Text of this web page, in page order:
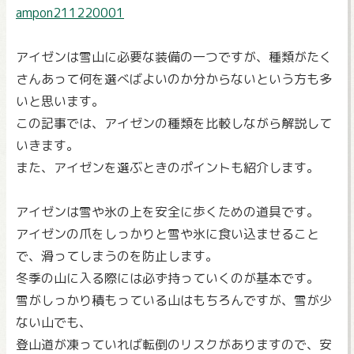
ampon211220001
アイゼンは雪山に必要な装備の一つですが、種類がたく
さんあって何を選べばよいのか分からないという方も多
いと思います。
この記事では、アイゼンの種類を比較しながら解説して
いきます。
また、アイゼンを選ぶときのポイントも紹介します。
アイゼンは雪や氷の上を安全に歩くための道具です。
アイゼンの爪をしっかりと雪や氷に食い込ませること
で、滑ってしまうのを防止します。
冬季の山に入る際には必ず持っていくのが基本です。
雪がしっかり積もっている山はもちろんですが、雪が少
ない山でも、
登山道が凍っていれば転倒のリスクがありますので、安